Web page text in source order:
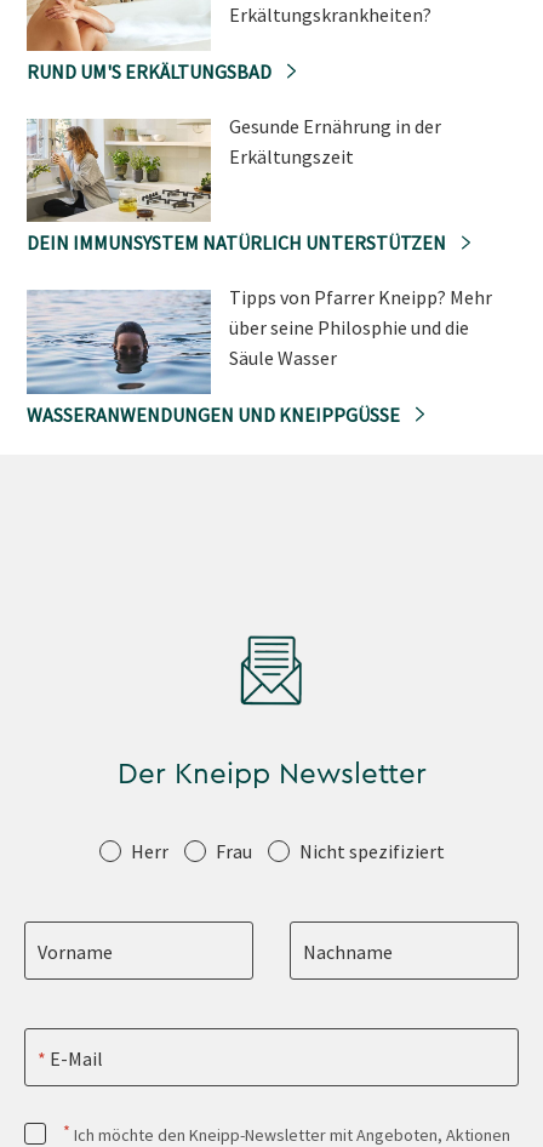
Erkältungskrankheiten?
RUND UM'S ERKÄLTUNGSBAD
Gesunde Ernährung in der
Erkältungszeit
DEIN IMMUNSYSTEM NATÜRLICH UNTERSTÜTZEN
Tipps von Pfarrer Kneipp? Mehr
über seine Philosphie und die
Säule Wasser
WASSERANWENDUNGEN UND KNEIPPGÜSSE
Der Kneipp Newsletter
Anrede Herr Frau Nicht spezifiziert
Vorname Nachname
E-Mail
* Ich möchte den Kneipp-Newsletter mit Angeboten, Aktionen